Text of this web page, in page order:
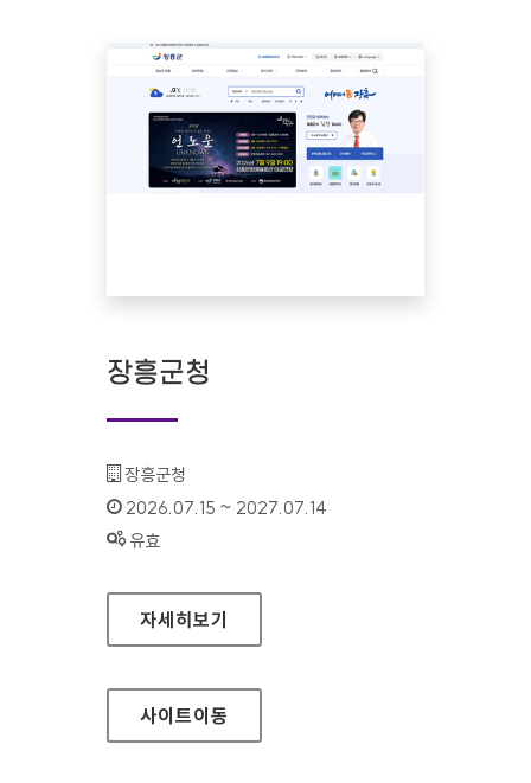
장흥군청
기관명 :
장흥군청
인증기간 :
2026.07.15 ~ 2027.07.14
상태 :
유효
장흥군청
자세히보기
사이트이동